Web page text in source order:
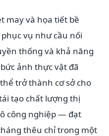
may và họa tiết bề
vụ như cầu nối
thống và khả năng
ảnh thực vật đã
trở thành cơ sở cho
tạo chất lượng thị
công nghiệp — đạt
thêu chỉ trong một